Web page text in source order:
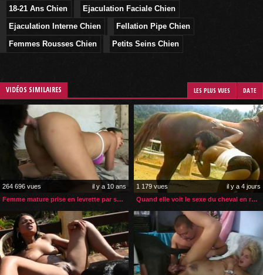
18-21 Ans Chien
Ejaculation Faciale Chien
Ejaculation Interne Chien
Fellation Pipe Chien
Femmes Rousses Chien
Petits Seins Chien
VIDÉOS SIMILAIRES LES PLUS VUES DATE
264 696 vues
il y a 10 ans
Femme mature prise en levrette par son chien
1 179 vues
il y a 4 jours
Quand elle voit le sexe du cheval en rut elle ne résister pas